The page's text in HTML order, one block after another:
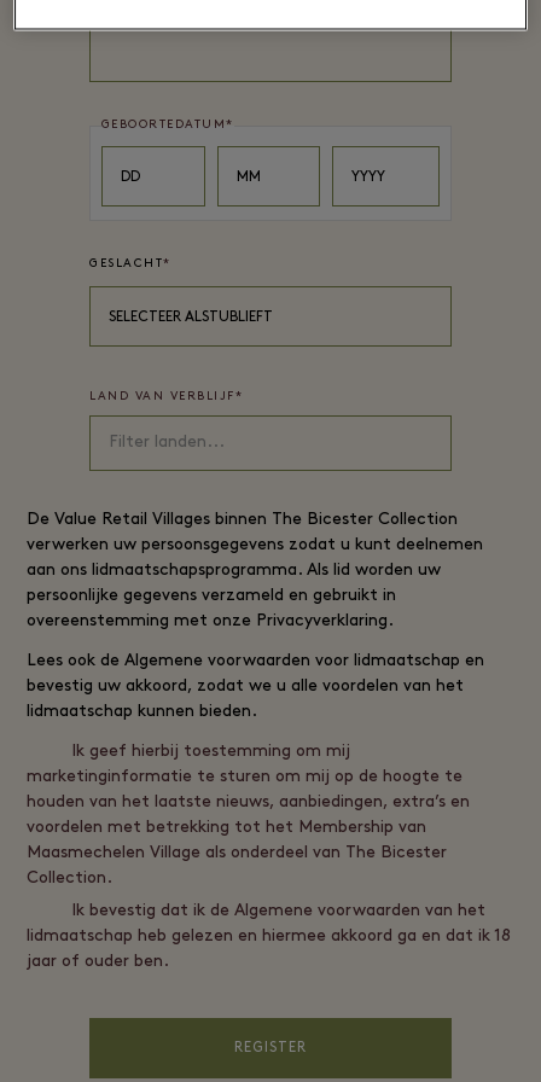
GEBOORTEDATUM*
Day
DD
Month
MM
Year
YYYY
GESLACHT*
SELECTEER ALSTUBLIEFT
LAND VAN VERBLIJF*
DeValue Retail Villages binnen The Bicester Collection
verwerken uw persoonsgegevens zodat u kunt deelnemen
aan ons lidmaatschapsprogramma. Als lid worden uw
persoonlijke gegevens verzameld en gebruikt in
overeenstemming met onze Privacyverklaring .
Lees ook deAlgemene voorwaarden voor lidmaatschap en
bevestig uw akkoord, zodat we u alle voordelen van het
lidmaatschap kunnen bieden.
Ik geef hierbij toestemming om mij
marketinginformatie te sturen om mij op de hoogte te
houden van het laatste nieuws, aanbiedingen, extra’s en
voordelen met betrekking tot het Membership van
Maasmechelen Village als onderdeel van The Bicester
Collection.
Ik bevestig dat ik de Algemene voorwaarden van het
lidmaatschap heb gelezen en hiermee akkoord ga en dat ik 18
jaar of ouder ben.
REGISTER